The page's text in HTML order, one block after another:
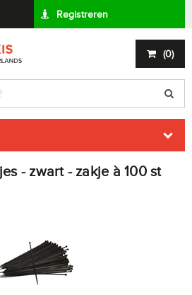
Registreren
(0)
- zwart - zakje à 100 st